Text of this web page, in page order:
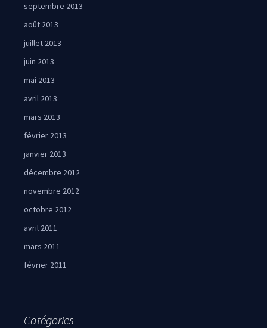
septembre 2013
août 2013
juillet 2013
juin 2013
mai 2013
avril 2013
mars 2013
février 2013
janvier 2013
décembre 2012
novembre 2012
octobre 2012
avril 2011
mars 2011
février 2011
Catégories